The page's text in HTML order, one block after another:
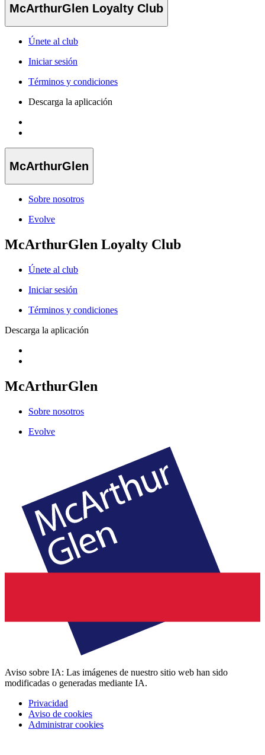
McArthurGlen Loyalty Club
Únete al club
Iniciar sesión
Términos y condiciones
Descarga la aplicación
McArthurGlen
Sobre nosotros
Evolve
McArthurGlen Loyalty Club
Únete al club
Iniciar sesión
Términos y condiciones
Descarga la aplicación
McArthurGlen
Sobre nosotros
Evolve
Aviso sobre IA: Las imágenes de nuestro sitio web han sido
modificadas o generadas mediante IA.
Privacidad
Aviso de cookies
Administrar cookies